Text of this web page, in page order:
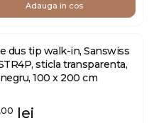
Adauga in cos
dus tip walk-in, Sanswiss
sticla transparenta,
100 x 200 cm
,00 lei